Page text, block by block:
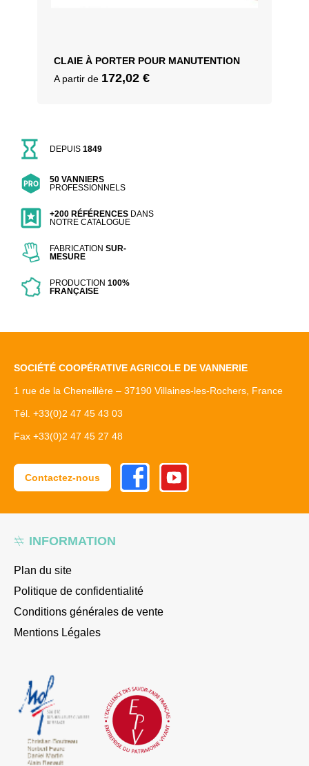
CLAIE À PORTER POUR MANUTENTION
A partir de 172,02 €
DEPUIS1849
50 VANNIERS
PROFESSIONNELS
+200 RÉFÉRENCES DANS
NOTRE CATALOGUE
FABRICATIONSUR-
MESURE
PRODUCTION100%
FRANÇAISE
INFORMATION
Plan du site
Politique de confidentialité
Conditions générales de vente
Mentions Légales
SOCIÉTÉ COOPÉRATIVE AGRICOLE DE VANNERIE
1 rue de la Cheneillère – 37190 Villaines-les-Rochers, France
Tél. +33(0)2 47 45 43 03
Fax +33(0)2 47 45 27 48
Contactez-nous
FacebookYoutube